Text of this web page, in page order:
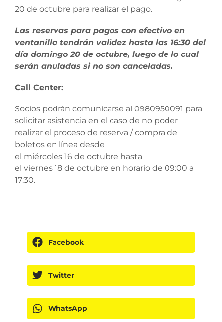
20 de octubre para realizar el pago.
Las reservas para pagos con efectivo en
ventanilla tendrán validez hasta las 16:30 del
día domingo 20 de octubre, luego de lo cual
serán anuladas si no son canceladas.
Call Center:
Socios podrán comunicarse al 0980950091 para
solicitar asistencia en el caso de no poder
realizar el proceso de reserva / compra de
boletos en línea desde
el miércoles 16 de octubre hasta
el viernes 18 de octubre en horario de 09:00 a
17:30.
Facebook
Twitter
WhatsApp